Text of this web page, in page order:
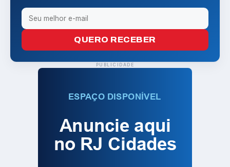
QUERO RECEBER
PUBLICIDADE